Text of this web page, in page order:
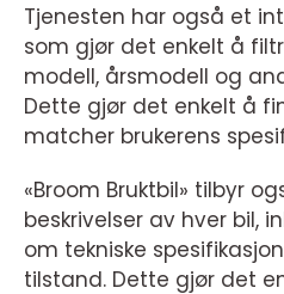
Tjenesten har også et
som gjør det enkelt å
modell, årsmodell og
Dette gjør det enkelt å
matcher brukerens
«Broom Bruktbil» tilbyr
beskrivelser av hver bil,
om tekniske
tilstand. Dette gjør det